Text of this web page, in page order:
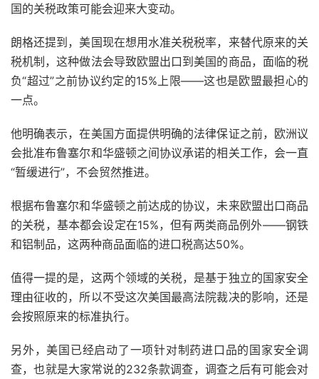
国的关税政策可能会迎来大变动。
朗格还提到，美国现在想用水准关税税率，来替代原来的关
税机制，这种做法会导致欧盟出口到美国的商品，面临的税
负“超过”之前协议约定的15%上限——这也是欧盟最担心的
一点。
他明确表示，在美国方面提供明确的法律保证之前，欧洲议
会批准布鲁塞尔和华盛顿之间协议承诺的相关工作，会一直
“暂缓进行”，不会贸然推进。
根据布鲁塞尔和华盛顿之前达成的协议，未来欧盟出口商品
的关税，基本都会设定在15%，但有两类商品例外——钢铁
和铝制品，这两种商品面临的进口税高达50%。
值得一提的是，这两个领域的关税，是基于独立的国家安全
理由征收的，所以不受这次美国最高法院裁决的影响，还是
会按照原来的标准执行。
另外，美国已经启动了一项针对制药进口品的国家安全调
查，也就是大家常说的232条款调查，调查之后有可能会对